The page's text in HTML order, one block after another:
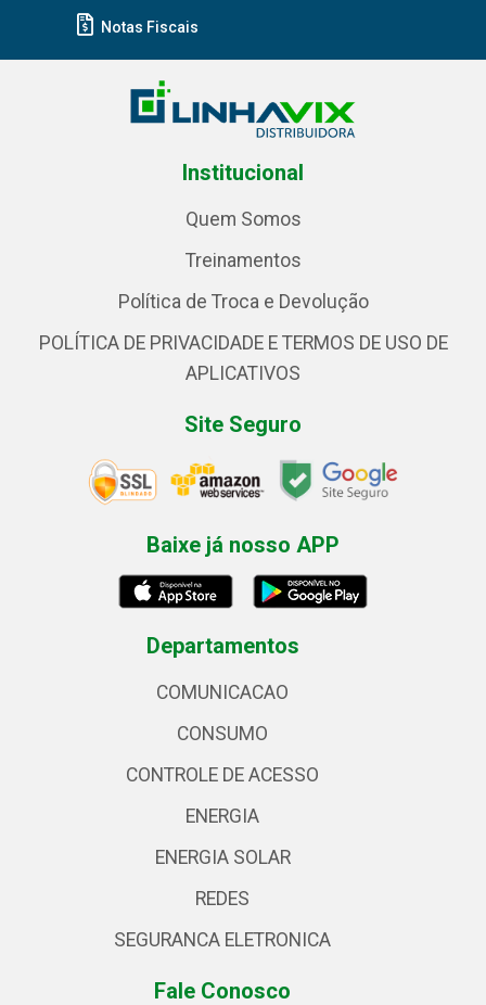
Notas Fiscais
Institucional
Quem Somos
Treinamentos
Política de Troca e Devolução
POLÍTICA DE PRIVACIDADE E TERMOS DE USO DE
APLICATIVOS
Site Seguro
Baixe já nosso APP
Departamentos
COMUNICACAO
CONSUMO
CONTROLE DE ACESSO
ENERGIA
ENERGIA SOLAR
REDES
SEGURANCA ELETRONICA
Fale Conosco